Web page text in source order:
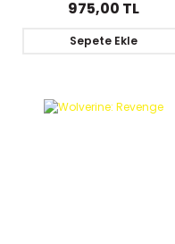
975,00 TL
Sepete Ekle